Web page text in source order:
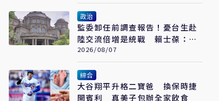
政治
監委卸任前調查報告！憂台生赴
陸交流倍增是統戰 賴士葆：台
青終會認清台獨手段
2026/08/07
綜合
大谷翔平升格二寶爸 換保時捷
開賓利 真美子包辦全家飲食